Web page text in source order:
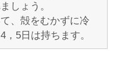
しょう。
、殻をむかずに冷
5日は持ちます。